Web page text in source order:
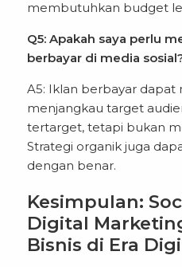
membutuhkan budget
Q5: Apakah saya perlu
berbayar di media
A5: Iklan berbayar
menjangkau target
tertarget, tetapi bukan
Strategi organik juga
dengan benar.
Kesimpulan:
Digital
Bisnis di Era